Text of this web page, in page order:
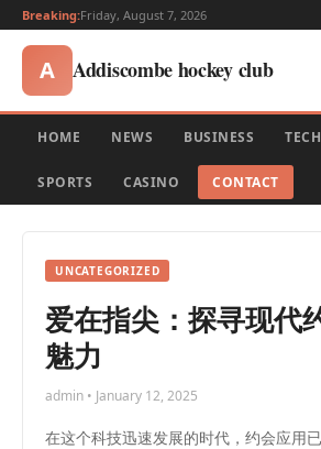
Breaking:Friday, August 7, 2026
A Addiscombe hockey club
HOME NEWS BUSINESS
SPORTS CASINO CONTACT
UNCATEGORIZED
爱在指尖：探寻现代
魅力
admin • January 12, 2025
在这个科技迅速发展的时代，约会应用